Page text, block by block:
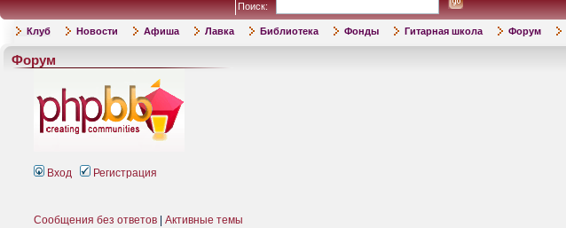
Поиск:
Клуб Новости Афиша Лавка Библиотека Фонды Гитарная школа Форум
Форум
Вход Регистрация
Сообщения без ответов Активные темы